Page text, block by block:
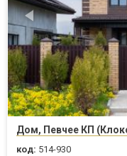
Дом, Певчее КП
код: 514-930